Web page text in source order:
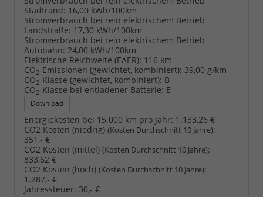
Stadtrand: 16,00 kWh/100km
Stromverbrauch bei rein elektrischem Betrieb
Landstraße: 17,30 kWh/100km
Stromverbrauch bei rein elektrischem Betrieb
Autobahn: 24,00 kWh/100km
Elektrische Reichweite (EAER): 116 km
CO2-Emissionen (gewichtet, kombiniert): 39,00 g/km
CO2-Klasse (gewichtet, kombiniert): B
CO2-Klasse bei entladener Batterie: E
Download
Energiekosten bei 15.000 km pro Jahr: 1.133,26 €
CO2 Kosten (niedrig) (Kosten Durchschnitt 10 Jahre):
351,- €
CO2 Kosten (mittel) (Kosten Durchschnitt 10 Jahre):
833,62 €
CO2 Kosten (hoch) (Kosten Durchschnitt 10 Jahre):
1.287,- €
Jahressteuer: 30,- €